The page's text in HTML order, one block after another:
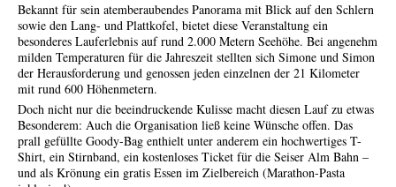
Bekannt für sein atemberaubendes Panorama mit Blick auf den Schlern
sowie den Lang- und Plattkofel, bietet diese Veranstaltung ein
besonderes Lauferlebnis auf rund 2.000 Metern Seehöhe. Bei angenehm
milden Temperaturen für die Jahreszeit stellten sich Simone und Simon
der Herausforderung und genossen jeden einzelnen der 21 Kilometer
mit rund 600 Höhenmetern.
Doch nicht nur die beeindruckende Kulisse macht diesen Lauf zu etwas
Besonderem: Auch die Organisation ließ keine Wünsche offen. Das
prall gefüllte Goody-Bag enthielt unter anderem ein hochwertiges T-
Shirt, ein Stirnband, ein kostenloses Ticket für die Seiser Alm Bahn –
und als Krönung ein gratis Essen im Zielbereich (Marathon-Pasta